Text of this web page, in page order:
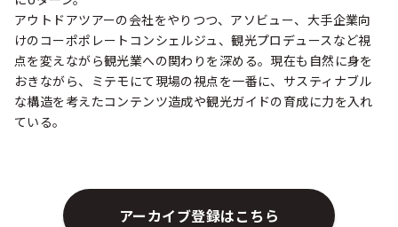
アウトドアツアーの会社をやりつつ、アソビュー、大手企業向
けのコーポポレートコンシェルジュ、観光プロデュースなど視
点を変えながら観光業への関わりを深める。現在も自然に身を
おきながら、ミテモにて現場の視点を一番に、サスティナブル
な構造を考えたコンテンツ造成や観光ガイドの育成に力を入れ
ている。
アーカイブ登録はこちら